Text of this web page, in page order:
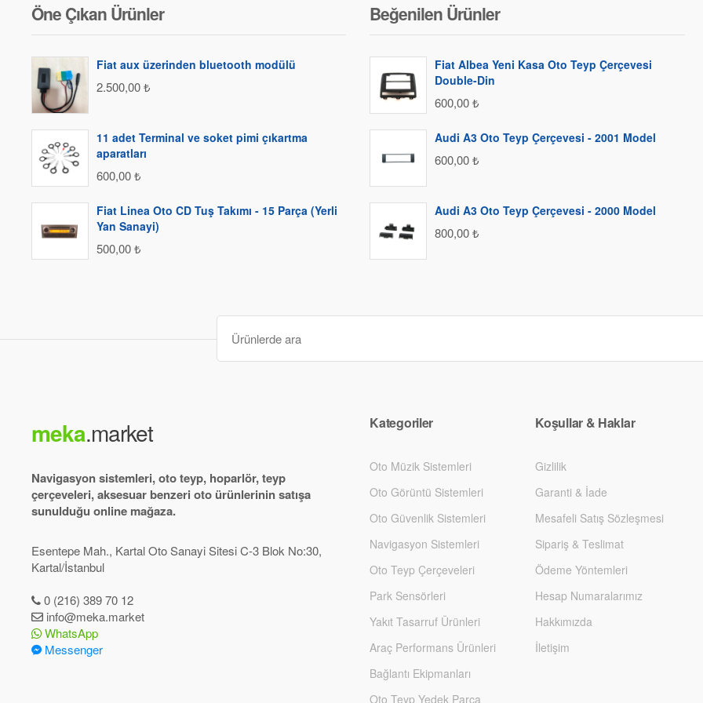
Öne Çıkan Ürünler
Fiat aux üzerinden bluetooth modülü
2.500,00₺
11 adet Terminal ve soket pimi çıkartma
aparatları
600,00₺
Fiat Linea Oto CD Tuş Takımı - 15 Parça (Yerli
Yan Sanayi)
500,00₺
Beğenilen Ürünler
Fiat Albea Yeni Kasa Oto Teyp Çerçevesi
Double-Din
600,00₺
Audi A3 Oto Teyp Çerçevesi - 2001 Model
600,00₺
Audi A3 Oto Teyp Çerçevesi - 2000 Model
800,00₺
Ara
:
meka.market
Navigasyon sistemleri, oto teyp, hoparlör, teyp
çerçeveleri, aksesuar benzeri oto ürünlerinin satışa
sunulduğu online mağaza.
Esentepe Mah., Kartal Oto Sanayi Sitesi C-3 Blok No:30,
Kartal/İstanbul
0 (216) 389 70 12
info@meka.market
WhatsApp
Messenger
Kategoriler
Oto Müzik Sistemleri
Oto Görüntü Sistemleri
Oto Güvenlik Sistemleri
Navigasyon Sistemleri
Oto Teyp Çerçeveleri
Park Sensörleri
Yakıt Tasarruf Ürünleri
Araç Performans Ürünleri
Bağlantı Ekipmanları
Oto Teyp Yedek Parça
Koşullar & Haklar
Gizlilik
Garanti & İade
Mesafeli Satış Sözleşmesi
Sipariş & Teslimat
Ödeme Yöntemleri
Hesap Numaralarımız
Hakkımızda
İletişim